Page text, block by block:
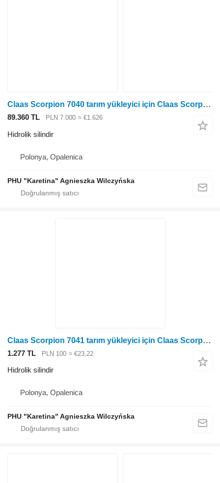
Claas Scorpion 7040 tarım yükleyici için Claas Scorpion 7040 Kaldırma Silindiri Hizalama Silindiri 001300370 hidrolik silindir
89.360 TL PLN 7.000 ≈ €1.626
Hidrolik silindir
Polonya, Opalenica
PHU "Karetina" Agnieszka Wilczyńska
Claas Scorpion 7041 tarım yükleyici için Claas Scorpion 7041 Aktüatörleri hidrolik silindir
1.277 TL PLN 100 ≈ €23,22
Hidrolik silindir
Polonya, Opalenica
PHU "Karetina" Agnieszka Wilczyńska